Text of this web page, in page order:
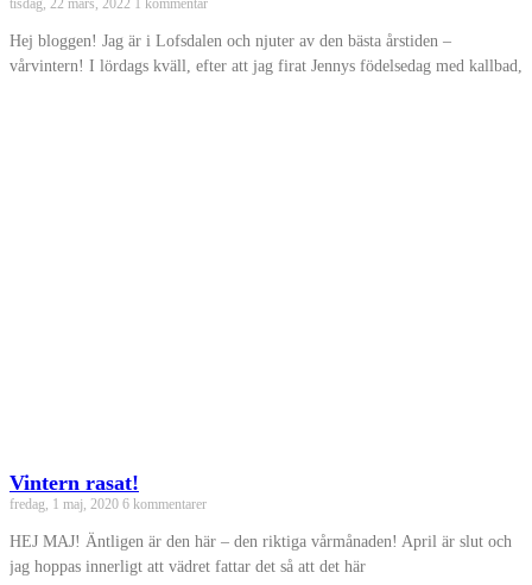
Hej bloggen! Jag är i Lofsdalen och njuter av den bästa årstiden –
vårvintern! I lördags kväll, efter att jag firat Jennys födelsedag med kallbad,
Vintern rasat!
fredag, 1 maj, 2020 6 kommentarer
HEJ MAJ! Äntligen är den här – den riktiga vårmånaden! April är slut och
jag hoppas innerligt att vädret fattar det så att det här